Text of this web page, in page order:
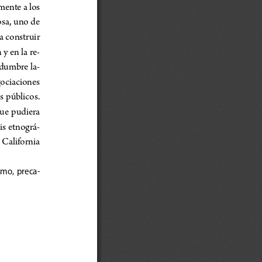
a los
uno de
construir
en la re-
la-
públicos.
pudiera
etnográ-
California
preca-